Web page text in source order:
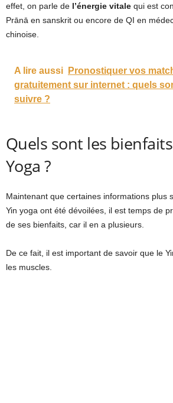
effet, on parle de l’énergie vitale qui est
Prānā en sanskrit ou encore de QI en
chinoise.
A lire aussi
Pronostiquer vos
gratuitement sur internet : quels
suivre ?
Quels sont les
Yoga ?
Maintenant que certaines informations plus
Yin yoga ont été dévoilées, il est temps de
de ses bienfaits, car il en a plusieurs.
De ce fait, il est important de savoir que le
les muscles.